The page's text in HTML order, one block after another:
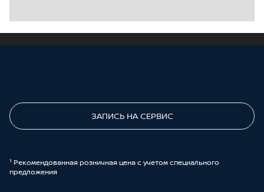
ЗАПИСЬ НА СЕРВИС
¹ Рекомендованная розничная цена с учетом специального
предложения